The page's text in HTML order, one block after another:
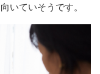
いていそうです。